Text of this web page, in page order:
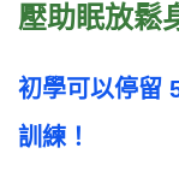
壓助眠放鬆
初學可以停留
訓練！